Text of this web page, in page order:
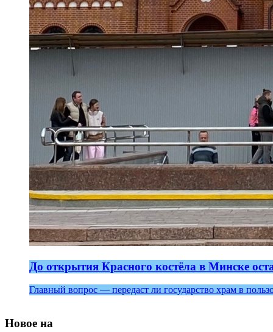
До открытия Красного костёла в Минске
Главный вопрос — передаст ли государство храм в
Новое на